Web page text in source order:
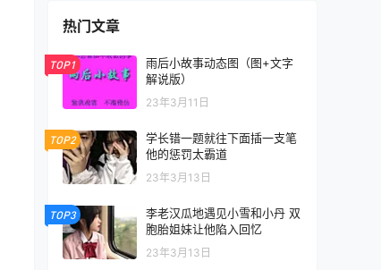
热门文章
TOP1
雨后小故事动态图（图+文字
解说版）
23年3月11日
TOP2
学长错一题就往下面插一支笔
他的惩罚太霸道
23年3月13日
TOP3
李老汉瓜地遇见小雪和小丹 双
胞胎姐妹让他陷入回忆
23年3月13日